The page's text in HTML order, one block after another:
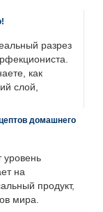
разрез
как
слой,
домашнего
уровень
на
продукт,
мира.